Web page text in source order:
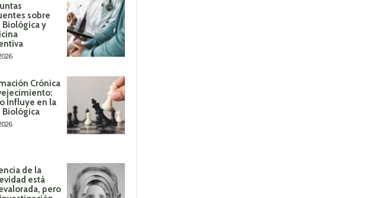
sobre
Biológica y
Crónica
Influye en la
Biológica
de la
está
pero